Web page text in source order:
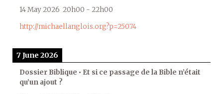
14 May 2026 20h00 - 22h00
http://michaellanglois.org?p=25074
7 June 2026
Dossier Biblique • Et si ce passage de la Bible n’était
qu’un ajout ?